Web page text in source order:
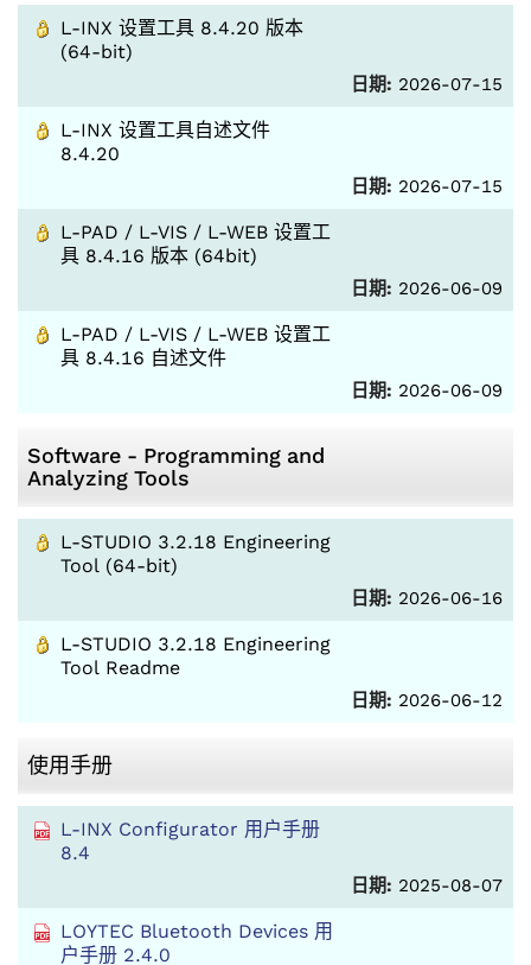
L-INX 设置工具 8.4.20 版本
(64-bit)
日期: 2026-07-15
L-INX 设置工具自述文件
8.4.20
日期: 2026-07-15
L-PAD / L-VIS / L-WEB 设置工
具 8.4.16 版本 (64bit)
日期: 2026-06-09
L-PAD / L-VIS / L-WEB 设置工
具 8.4.16 自述文件
日期: 2026-06-09
Software - Programming and
Analyzing Tools
L-STUDIO 3.2.18 Engineering
Tool (64-bit)
日期: 2026-06-16
L-STUDIO 3.2.18 Engineering
Tool Readme
日期: 2026-06-12
使用手册
L-INX Configurator 用户手册
8.4
日期: 2025-08-07
LOYTEC Bluetooth Devices 用
户手册 2.4.0